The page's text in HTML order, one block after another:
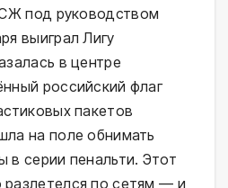
под руководством
выиграл Лигу
в центре
российский флаг
пакетов
на поле обнимать
в серии пенальти. Этот
по сетям — и